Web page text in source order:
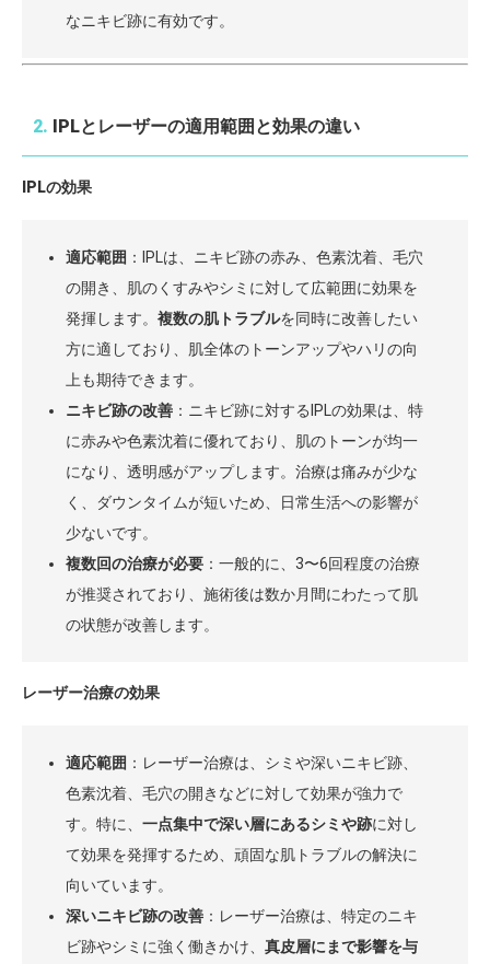
なニキビ跡に有効です。
2. IPLとレーザーの適用範囲と効果の違い
IPLの効果
適応範囲 ：IPLは、ニキビ跡の赤み、色素沈着、毛穴
の開き、肌のくすみやシミに対して広範囲に効果を
発揮します。 複数の肌トラブルを同時に改善したい
方に適しており、肌全体のトーンアップやハリの向
上も期待できます。
ニキビ跡の改善 ：ニキビ跡に対するIPLの効果は、特
に赤みや色素沈着に優れており、肌のトーンが均一
になり、透明感がアップします。治療は痛みが少な
く、ダウンタイムが短いため、日常生活への影響が
少ないです。
複数回の治療が必要 ：一般的に、3〜6回程度の治療
が推奨されており、施術後は数か月間にわたって肌
の状態が改善します。
レーザー治療の効果
適応範囲 ：レーザー治療は、シミや深いニキビ跡、
色素沈着、毛穴の開きなどに対して効果が強力で
す。特に、 一点集中で深い層にあるシミや跡に対し
て効果を発揮するため、頑固な肌トラブルの解決に
向いています。
深いニキビ跡の改善 ：レーザー治療は、特定のニキ
ビ跡やシミに強く働きかけ、 真皮層にまで影響を与